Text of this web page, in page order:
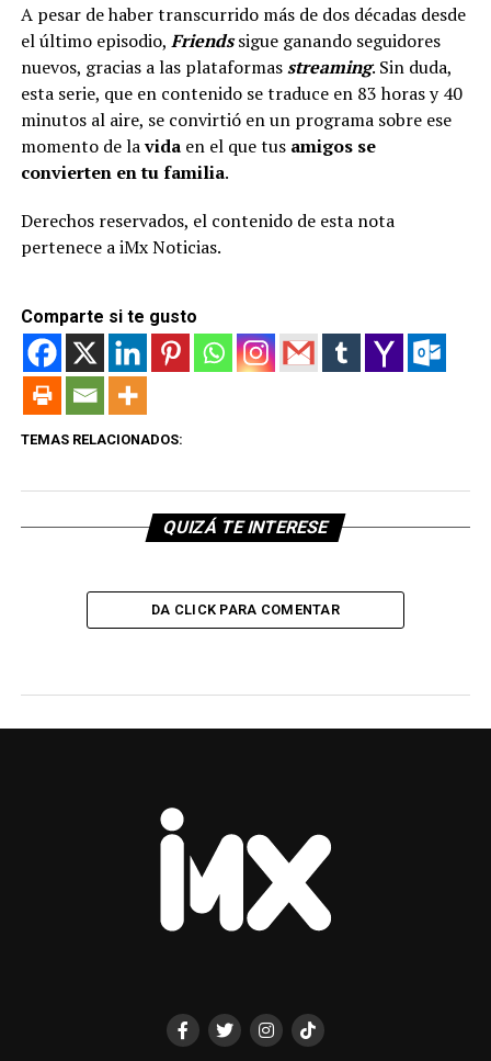
A pesar de haber transcurrido más de dos décadas desde
el último episodio, Friendssigue ganando seguidores
nuevos, gracias a las plataformasstreaming. Sin duda,
esta serie, que en contenido se traduce en 83 horas y 40
minutos al aire, se convirtió en un programa sobre ese
momento de lavidaen el que tus amigos se
convierten en tu familia.
Derechos reservados, el contenido de esta nota
pertenece a iMx Noticias.
Comparte si te gusto
TEMAS RELACIONADOS:
QUIZÁ TE INTERESE
DA CLICK PARA COMENTAR